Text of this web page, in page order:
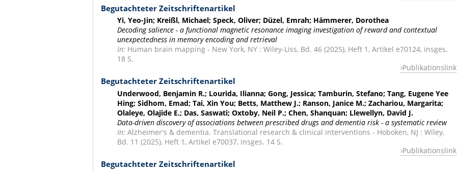
Begutachteter Zeitschriftenartikel
Yi, Yeo-Jin; Kreißl, Michael; Speck, Oliver; Düzel, Emrah; Hämmerer, Dorothea
Decoding salience - a functional magnetic resonance imaging investigation of reward and contextual
unexpectedness in memory encoding and retrieval
In: Human brain mapping - New York, NY : Wiley-Liss, Bd. 46 (2025), Heft 1, Artikel e70124, insges.
18 S.
Publikationslink
Begutachteter Zeitschriftenartikel
Underwood, Benjamin R.; Lourida, Ilianna; Gong, Jessica; Tamburin, Stefano; Tang, Eugene Yee
Hing; Sidhom, Emad; Tai, Xin You; Betts, Matthew J.; Ranson, Janice M.; Zachariou, Margarita;
Olaleye, Olajide E.; Das, Saswati; Oxtoby, Neil P.; Chen, Shanquan; Llewellyn, David J.
Data-driven discovery of associations between prescribed drugs and dementia risk - a systematic review
In:Alzheimer's & dementia. Translational research & clinical interventions - Hoboken, NJ : Wiley,
Bd. 11 (2025), Heft 1, Artikel e70037, insges. 14 S.
Publikationslink
Begutachteter Zeitschriftenartikel